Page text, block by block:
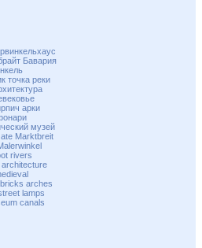
Бавария
точка реки
арки
музей
Marktbreit
rivers
architecture
bricks arches
lamps
canals